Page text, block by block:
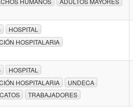
HOSPITAL
HOSPITALARIA
HOSPITAL
HOSPITALARIA
UNDECA
TRABAJADORES